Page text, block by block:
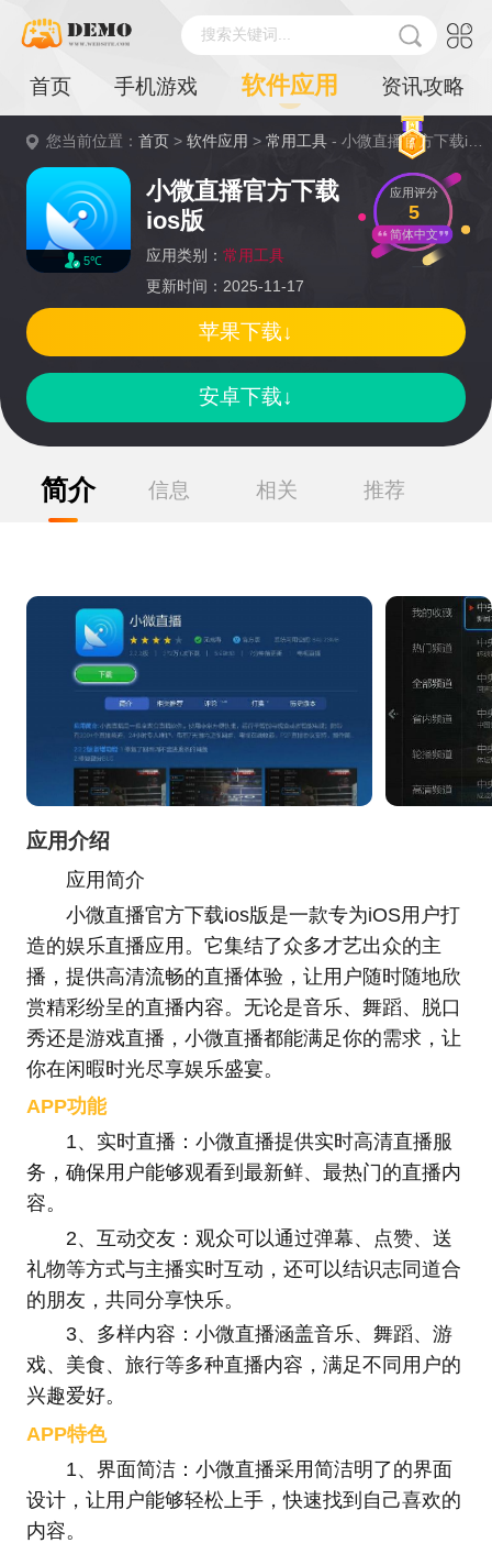
搜索关键词...
首页 手机游戏 软件应用 资讯攻略
您当前位置：首页 >软件应用 >常用工具 - 小微直播官方下载ios版详情
5℃
小微直播官方下载
ios版
应用类别： 常用工具
更新时间：2025-11-17
应用评分
5
简体中文
安卓下载↓
苹果下载↓
简介 信息 相关 推荐
应用介绍
应用简介
小微直播官方下载ios版是一款专为iOS用户打
造的娱乐直播应用。它集结了众多才艺出众的主
播，提供高清流畅的直播体验，让用户随时随地欣
赏精彩纷呈的直播内容。无论是音乐、舞蹈、脱口
秀还是游戏直播，小微直播都能满足你的需求，让
你在闲暇时光尽享娱乐盛宴。
APP功能
1、实时直播：小微直播提供实时高清直播服
务，确保用户能够观看到最新鲜、最热门的直播内
容。
2、互动交友：观众可以通过弹幕、点赞、送
礼物等方式与主播实时互动，还可以结识志同道合
的朋友，共同分享快乐。
3、多样内容：小微直播涵盖音乐、舞蹈、游
戏、美食、旅行等多种直播内容，满足不同用户的
兴趣爱好。
APP特色
1、界面简洁：小微直播采用简洁明了的界面
设计，让用户能够轻松上手，快速找到自己喜欢的
内容。